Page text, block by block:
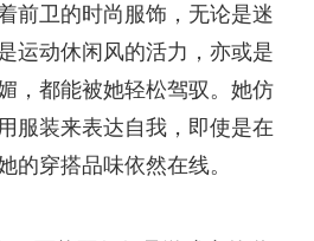
前卫的时尚服饰，无论是迷
运动休闲风的活力，亦或是
，都能被她轻松驾驭。她仿
服装来表达自我，即使是在
的穿搭品味依然在线。